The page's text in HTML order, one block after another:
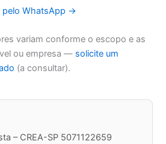
pelo WhatsApp →
variam conforme o escopo e as
ou empresa — solicite um
(a consultar).
– CREA-SP 5071122659